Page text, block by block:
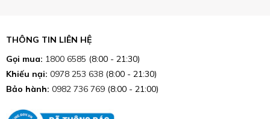
THÔNG TIN LIÊN HỆ
Gọi mua: 1800 6585 (8:00 - 21:30)
Khiếu nại: 0978 253 638 (8:00 - 21:30)
Bảo hành: 0982 736 769 (8:00 - 21:00)